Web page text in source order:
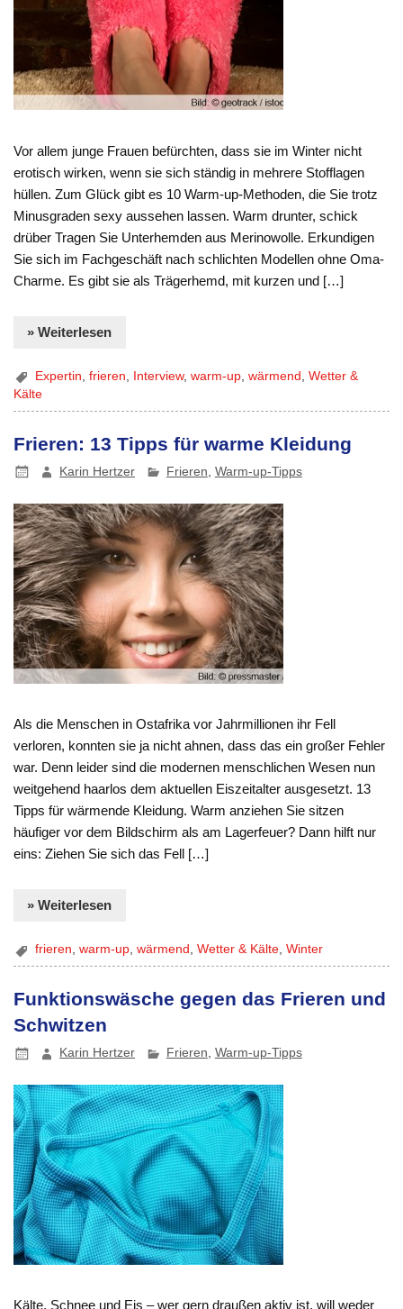
Vor allem junge Frauen befürchten, dass sie im Winter nicht
erotisch wirken, wenn sie sich ständig in mehrere Stofflagen
hüllen. Zum Glück gibt es 10 Warm-up-Methoden, die Sie trotz
Minusgraden sexy aussehen lassen. Warm drunter, schick
drüber Tragen Sie Unterhemden aus Merinowolle. Erkundigen
Sie sich im Fachgeschäft nach schlichten Modellen ohne Oma-
Charme. Es gibt sie als Trägerhemd, mit kurzen und […]
» Weiterlesen
Expertin,frieren, Interview,warm-up,wärmend ,Wetter &
Kälte
Frieren: 13 Tipps für warme Kleidung
Karin Hertzer Frieren Warm-up-Tipps
Als die Menschen in Ostafrika vor Jahrmillionen ihr Fell
verloren, konnten sie ja nicht ahnen, dass das ein großer Fehler
war. Denn leider sind die modernen menschlichen Wesen nun
weitgehend haarlos dem aktuellen Eiszeitalter ausgesetzt. 13
Tipps für wärmende Kleidung. Warm anziehen Sie sitzen
häufiger vor dem Bildschirm als am Lagerfeuer? Dann hilft nur
eins: Ziehen Sie sich das Fell […]
» Weiterlesen
frieren,warm-up,wärmend ,Wetter & Kälte,Winter
Funktionswäsche gegen das Frieren und
Schwitzen
Karin Hertzer Frieren, Warm-up-Tipps
Kälte, Schnee und Eis – wer gern draußen aktiv ist, will weder